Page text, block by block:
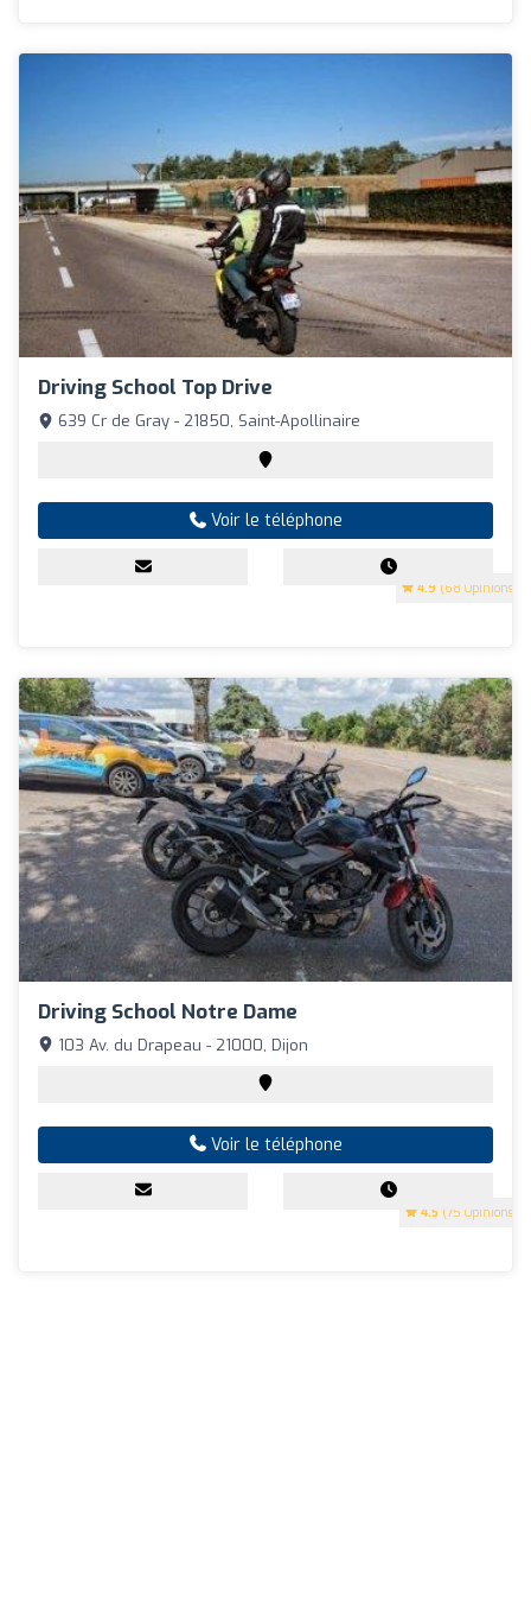
Driving School Top Drive
4.9 (68 Opinions)
639 Cr de Gray - 21850, Saint-Apollinaire
Voir le téléphone
Driving School Notre Dame
4.5 (75 Opinions)
103 Av. du Drapeau - 21000, Dijon
Voir le téléphone